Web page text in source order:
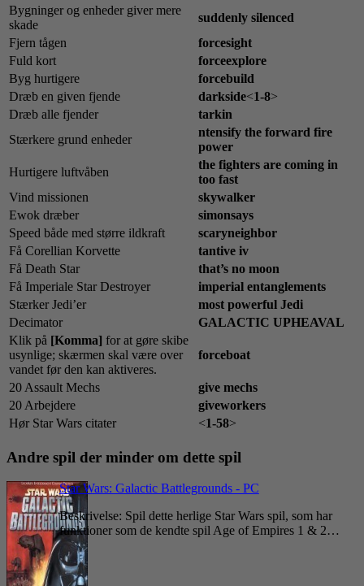
Bygninger og enheder giver mere
skade
suddenly silenced
Fjern tågen
forcesight
Fuld kort
forceexplore
Byg hurtigere
forcebuild
Dræb en given fjende
darkside<1-8>
Dræb alle fjender
tarkin
Stærkere grund enheder
ntensify the forward fire
power
Hurtigere luftvåben
the fighters are coming in
too fast
Vind missionen
skywalker
Ewok dræber
simonsays
Speed både med større ildkraft
scaryneighbor
Få Corellian Korvette
tantive iv
Få Death Star
that’s no moon
Få Imperiale Star Destroyer
imperial entanglements
Stærker Jedi’er
most powerful Jedi
Decimator
GALACTIC UPHEAVAL
Klik på [Komma] for at gøre skibe
usynlige; skærmen skal være over
vandet før den kan aktiveres.
forceboat
20 Assault Mechs
give mechs
20 Arbejdere
giveworkers
Hør Star Wars citater
<1-58>
Andre spil der minder om dette spil
Star Wars: Galactic Battlegrounds - PC
Beskrivelse: Spil dette herlige Star Wars spil, som har
funktioner som de kendte spil Age of Empires 1 & 2…